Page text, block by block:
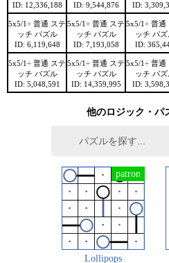
ID: 12,336,188
ID: 9,544,876
ID:
5x5/1÷ 普通 ステ
ッチ パズル
ID: 6,119,648
5x5/1÷ 普通 ステ
ッチ パズル
ID: 7,193,058
5x5/1÷ 普通
ッチ パズ
ID:
5x5/1÷ 普通 ステ
ッチ パズル
ID: 5,048,591
5x5/1÷ 普通 ステ
ッチ パズル
ID: 14,359,995
5x5/1÷ 普通
ッチ パズ
ID:
他のロジック・パ
Lollipops